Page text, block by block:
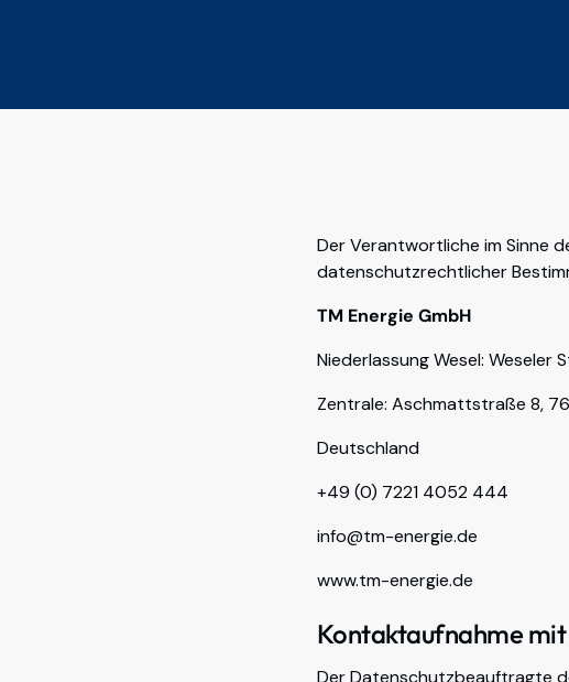
Der Verantwortliche im Sinne
datenschutzrechtlicher
TM Energie GmbH
Niederlassung Wesel:
Zentrale: Aschmattstraße 8,
Deutschland
+49 (0) 7221 4052 444
info@tm-energie.de
www.tm-energie.de
Kontaktaufnahme
Der Datenschutzbeauftragte